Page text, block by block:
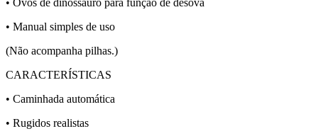
• Ovos de dinossauro para função de desova
• Manual simples de uso
(Não acompanha pilhas.)
CARACTERÍSTICAS
• Caminhada automática
• Rugidos realistas